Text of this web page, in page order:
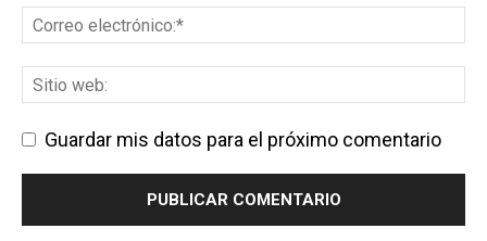
Guardar mis datos para el próximo comentario